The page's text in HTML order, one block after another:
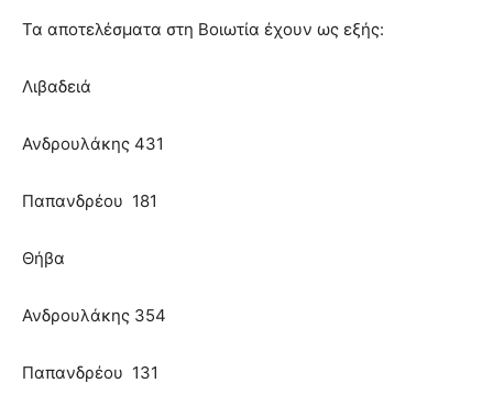
Τα αποτελέσματα στη Βοιωτία έχουν ως εξής:
Λιβαδειά
Ανδρουλάκης 431
Παπανδρέου 181
Θήβα
Ανδρουλάκης 354
Παπανδρέου 131